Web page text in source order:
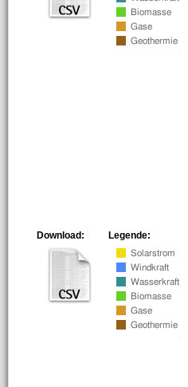
Legende:
Download: